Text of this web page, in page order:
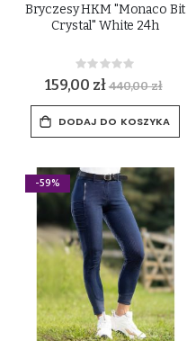
Bryczesy HKM "Monaco Bit
Crystal" White 24h
Rating:
0%
159,00 zł440,00 zł
DODAJ DO KOSZYKA
-59%